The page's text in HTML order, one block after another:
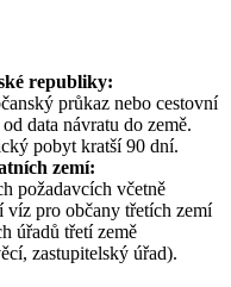
republiky:
průkaz nebo cestovní
data návratu do země.
pobyt kratší 90 dní.
zemí:
požadavcích včetně
pro občany třetích zemí
úřadů třetí země
zastupitelský úřad).